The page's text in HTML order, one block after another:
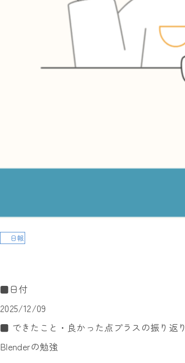
日報
■日付
2025/12/09
■ できたこと・良かった点プラスの振り返り
Blenderの勉強